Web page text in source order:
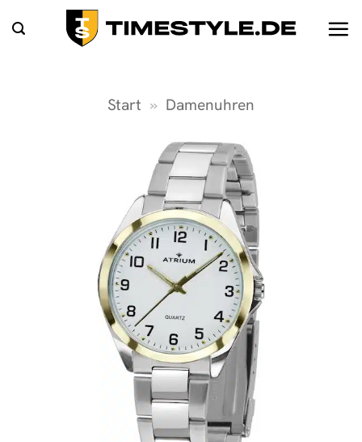
Inhalt
Start » Damenuhren